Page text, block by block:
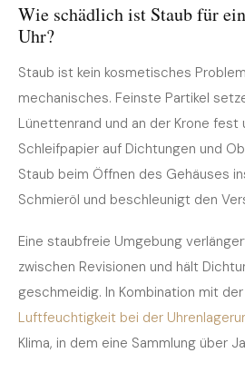
Wie schädlich ist Staub für
Uhr?
Staub ist kein kosmetisches
mechanisches. Feinste Partikel
Lünettenrand und an der Krone fest
Schleifpapier auf Dichtungen und
Staub beim Öffnen des Gehäuses
Schmieröl und beschleunigt den
Eine staubfreie Umgebung
zwischen Revisionen und hält
geschmeidig. In Kombination mit
Luftfeuchtigkeit bei der
Klima, in dem eine Sammlung über